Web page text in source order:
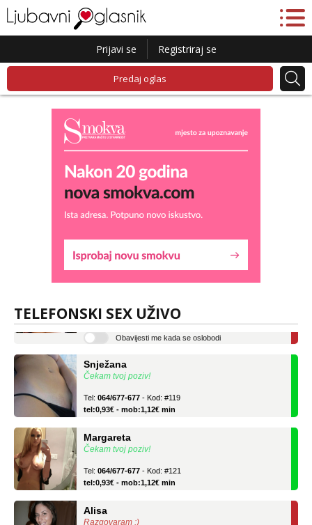
Prijavi se Registriraj se
Predaj oglas
TELEFONSKI SEX UŽIVO
Liliana
Razgovaram :)
- Kod: #69
tel:0,93€ - mob:1,12€ min
Čekam tvoj poziv!
tel:0,93€ - mob:1,12€ min
Čekam tvoj poziv!
tel:0,93€ - mob:1,12€ min
Razgovaram :)